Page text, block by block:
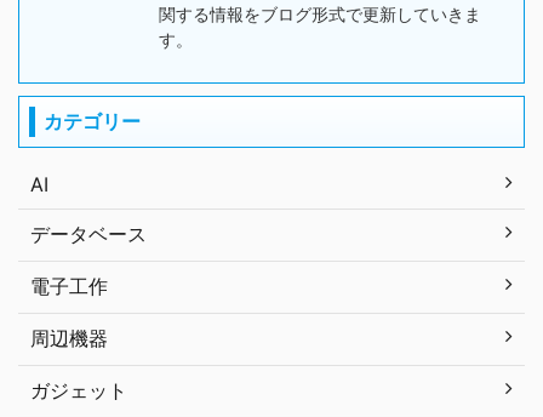
関する情報をブログ形式で更新していきま
す。
カテゴリー
AI
データベース
電子工作
周辺機器
ガジェット